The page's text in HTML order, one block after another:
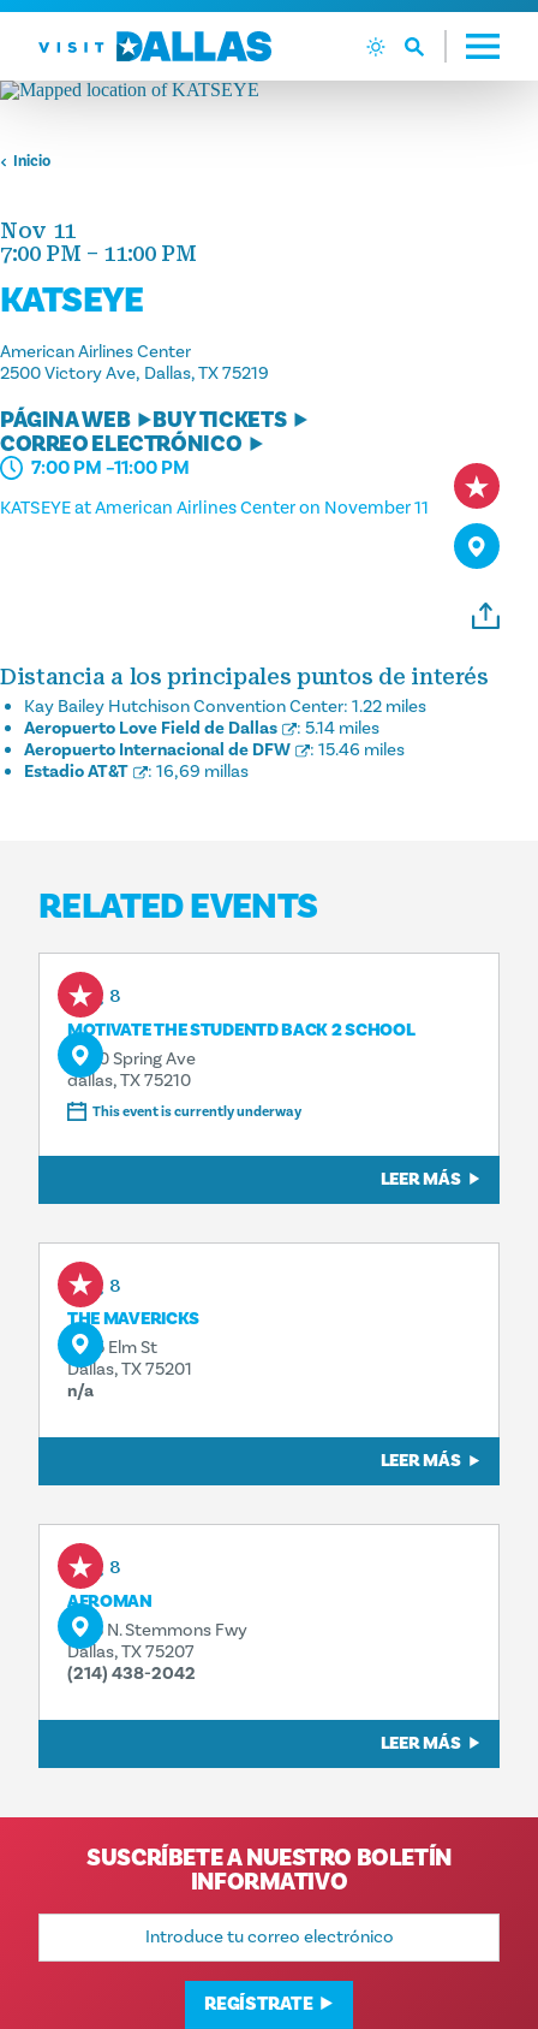
Ir al contenido
Inicio
Nov 11
7:00 PM – 11:00 PM
KATSEYE
American Airlines Center
2500 Victory Ave Dallas, TX 75219
PÁGINA WEB
BUY TICKETS
CORREO ELECTRÓNICO
7:00 PM –11:00 PM
KATSEYE at American Airlines Center on November 11
Distancia a los principales puntos de interés
Kay Bailey Hutchison Convention Center: 1.22 miles
Aeropuerto Love Field de Dallas
: 5.14 miles
Aeropuerto Internacional de DFW
: 15.46 miles
Estadio AT&T
: 16,69 millas
RELATED EVENTS
Aug 8
MOTIVATE THE STUDENTD BACK 2 SCHOOL
4500 Spring Ave
dallas, TX 75210
This event is currently underway
LEER MÁS
Aug 8
THE MAVERICKS
1925 Elm St
Dallas, TX 75201
n/a
LEER MÁS
Aug 8
AFROMAN
1323 N. Stemmons Fwy
Dallas, TX 75207
(214) 438-2042
LEER MÁS
SUSCRÍBETE A NUESTRO BOLETÍN
INFORMATIVO
Dirección
correo
REGÍSTRATE